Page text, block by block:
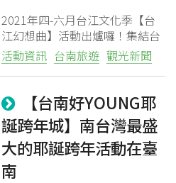
2021年四-六月台江文化季【台
江幻想曲】活動出爐囉！集結台
江劇場、主題書展、工作坊、市
集與街頭表演，讓您周末假日有
趣去！
活動資訊 台南旅遊 觀光新聞
【台南好YOUNG耶
誕跨年城】南台灣最盛
大的耶誕跨年活動在臺
南